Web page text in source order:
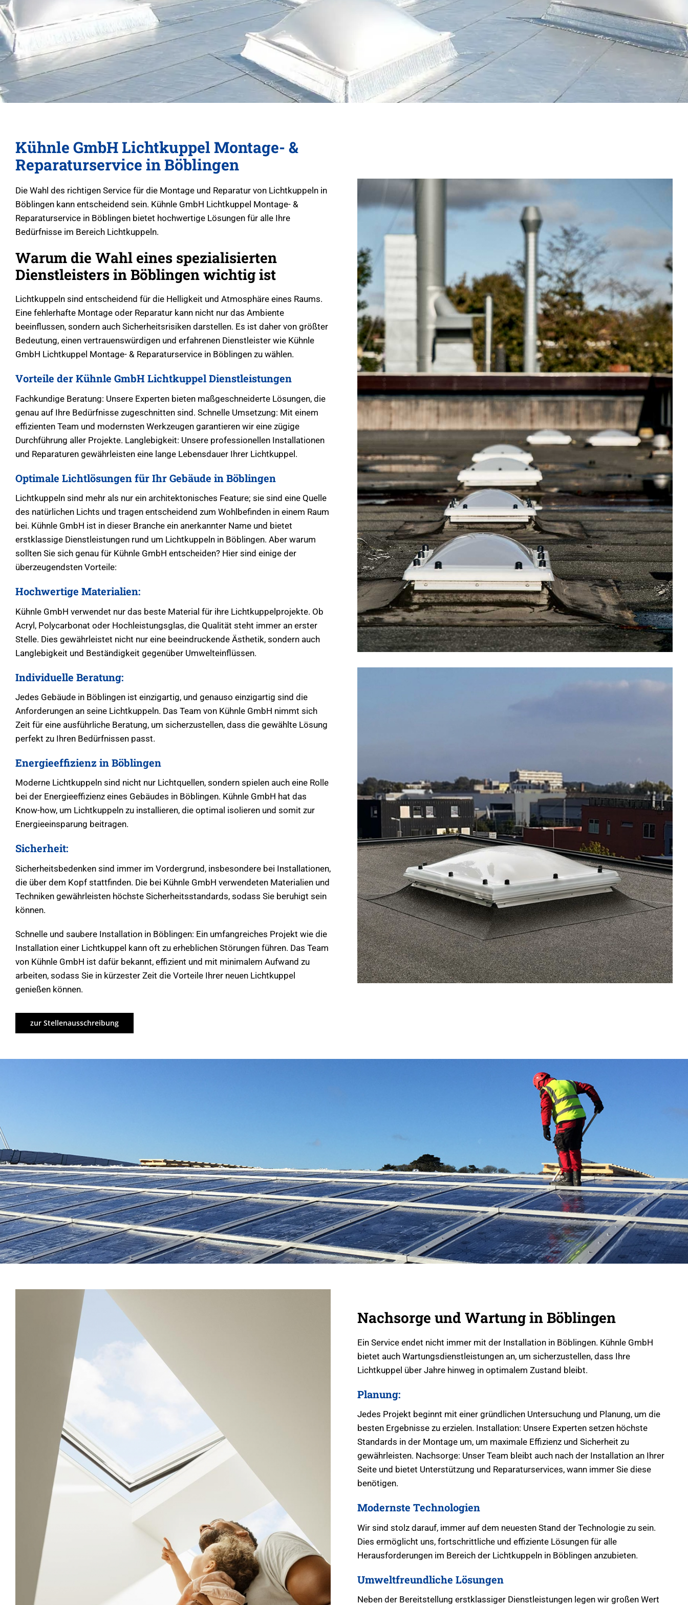
Kühnle GmbH Lichtkuppel Montage- &
Reparaturservice in Böblingen
Die Wahl des richtigen Service für die Montage und Reparatur von Lichtkuppeln in
Böblingen kann entscheidend sein. Kühnle GmbH Lichtkuppel Montage- &
Reparaturservice in Böblingen bietet hochwertige Lösungen für alle Ihre
Bedürfnisse im Bereich Lichtkuppeln.
Warum die Wahl eines spezialisierten
Dienstleisters in Böblingen wichtig ist
Lichtkuppeln sind entscheidend für die Helligkeit und Atmosphäre eines Raums.
Eine fehlerhafte Montage oder Reparatur kann nicht nur das Ambiente
beeinflussen, sondern auch Sicherheitsrisiken darstellen. Es ist daher von größter
Bedeutung, einen vertrauenswürdigen und erfahrenen Dienstleister wie Kühnle
GmbH Lichtkuppel Montage- & Reparaturservice in Böblingen zu wählen.
Vorteile der Kühnle GmbH Lichtkuppel Dienstleistungen
Fachkundige Beratung: Unsere Experten bieten maßgeschneiderte Lösungen, die
genau auf Ihre Bedürfnisse zugeschnitten sind. Schnelle Umsetzung: Mit einem
effizienten Team und modernsten Werkzeugen garantieren wir eine zügige
Durchführung aller Projekte. Langlebigkeit: Unsere professionellen Installationen
und Reparaturen gewährleisten eine lange Lebensdauer Ihrer Lichtkuppel.
Optimale Lichtlösungen für Ihr Gebäude in Böblingen
Lichtkuppeln sind mehr als nur ein architektonisches Feature; sie sind eine Quelle
des natürlichen Lichts und tragen entscheidend zum Wohlbefinden in einem Raum
bei. Kühnle GmbH ist in dieser Branche ein anerkannter Name und bietet
erstklassige Dienstleistungen rund um Lichtkuppeln in Böblingen. Aber warum
sollten Sie sich genau für Kühnle GmbH entscheiden? Hier sind einige der
überzeugendsten Vorteile:
Hochwertige Materialien:
Kühnle GmbH verwendet nur das beste Material für ihre Lichtkuppelprojekte. Ob
Acryl, Polycarbonat oder Hochleistungsglas, die Qualität steht immer an erster
Stelle. Dies gewährleistet nicht nur eine beeindruckende Ästhetik, sondern auch
Langlebigkeit und Beständigkeit gegenüber Umwelteinflüssen.
Individuelle Beratung:
Jedes Gebäude in Böblingen ist einzigartig, und genauso einzigartig sind die
Anforderungen an seine Lichtkuppeln. Das Team von Kühnle GmbH nimmt sich
Zeit für eine ausführliche Beratung, um sicherzustellen, dass die gewählte Lösung
perfekt zu Ihren Bedürfnissen passt.
Energieeffizienz in Böblingen
Moderne Lichtkuppeln sind nicht nur Lichtquellen, sondern spielen auch eine Rolle
bei der Energieeffizienz eines Gebäudes in Böblingen. Kühnle GmbH hat das
Know-how, um Lichtkuppeln zu installieren, die optimal isolieren und somit zur
Energieeinsparung beitragen.
Sicherheit:
Sicherheitsbedenken sind immer im Vordergrund, insbesondere bei Installationen,
die über dem Kopf stattfinden. Die bei Kühnle GmbH verwendeten Materialien und
Techniken gewährleisten höchste Sicherheitsstandards, sodass Sie beruhigt sein
können.
Schnelle und saubere Installation in Böblingen: Ein umfangreiches Projekt wie die
Installation einer Lichtkuppel kann oft zu erheblichen Störungen führen. Das Team
von Kühnle GmbH ist dafür bekannt, effizient und mit minimalem Aufwand zu
arbeiten, sodass Sie in kürzester Zeit die Vorteile Ihrer neuen Lichtkuppel
genießen können.
zur Stellenausschreibung
Nachsorge und Wartung in Böblingen
Ein Service endet nicht immer mit der Installation in Böblingen. Kühnle GmbH
bietet auch Wartungsdienstleistungen an, um sicherzustellen, dass Ihre
Lichtkuppel über Jahre hinweg in optimalem Zustand bleibt.
Planung:
Jedes Projekt beginnt mit einer gründlichen Untersuchung und Planung, um die
besten Ergebnisse zu erzielen. Installation: Unsere Experten setzen höchste
Standards in der Montage um, um maximale Effizienz und Sicherheit zu
gewährleisten. Nachsorge: Unser Team bleibt auch nach der Installation an Ihrer
Seite und bietet Unterstützung und Reparaturservices, wann immer Sie diese
benötigen.
Modernste Technologien
Wir sind stolz darauf, immer auf dem neuesten Stand der Technologie zu sein.
Dies ermöglicht uns, fortschrittliche und effiziente Lösungen für alle
Herausforderungen im Bereich der Lichtkuppeln in Böblingen anzubieten.
Umweltfreundliche Lösungen
Neben der Bereitstellung erstklassiger Dienstleistungen legen wir großen Wert